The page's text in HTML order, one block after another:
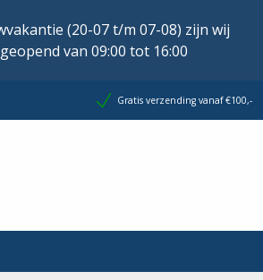
(20-07 t/m 07-08) zijn wij
van 09:00 tot 16:00
Gratis verzending vanaf €100,-